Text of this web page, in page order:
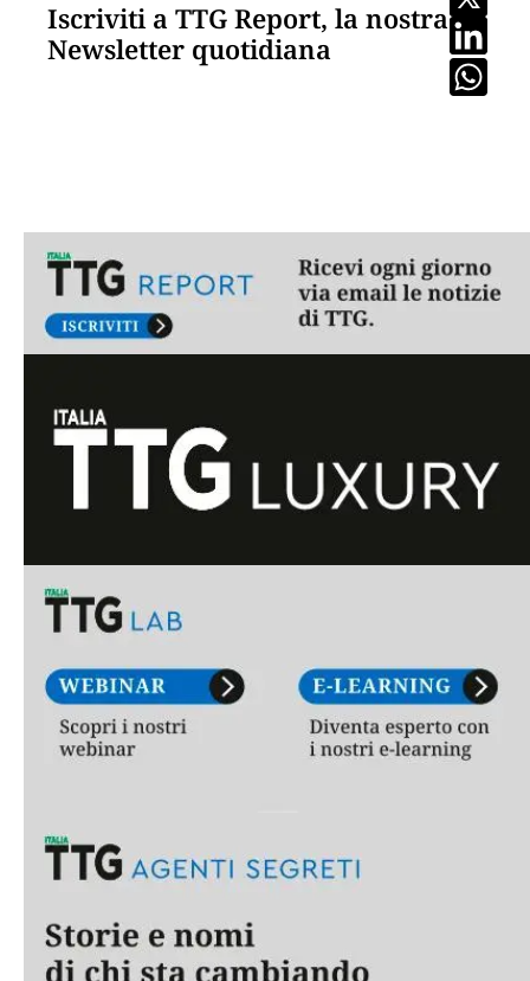
Iscriviti a TTG Report, la nostra
Newsletter quotidiana